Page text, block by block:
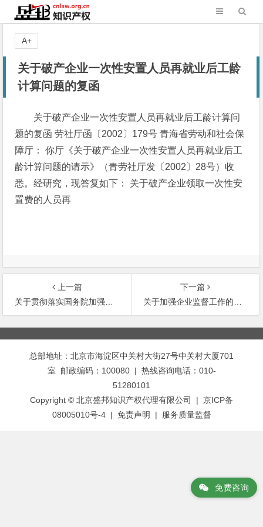
关于破产企业一次性安置人员再就业后工龄
计算问题的复函
关于破产企业一次性安置人员再就业后工龄计算问
题的复函 劳社厅函〔2002〕179号 青海省劳动和社会保
障厅： 你厅《关于破产企业一次性安置人员再就业后工
龄计算问题的请示》（青劳社厅发〔2002〕28号）收
悉。经研究，现答复如下： 关于破产企业领取一次性安
置费的人员再
A+
上一篇
关于贯彻落实国务院加强再就业工作精神 进一步加快推进国有大中型企业主辅分离辅业改制
下一篇
关于加强企业监督工作的若干意见
文
章
总部地址：北京市海淀区中关村大街27号中关村大厦701
室 邮政编码：100080 | 热线咨询电话：010-
51280101
Copyright © 北京盛邦知识产权代理有限公司 | 京ICP备
08005010号-4 | 免责声明 | 服务质量监督
免费咨询